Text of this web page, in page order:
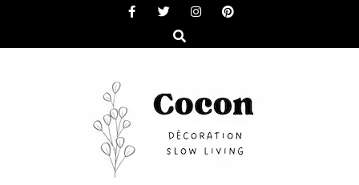
content
Search